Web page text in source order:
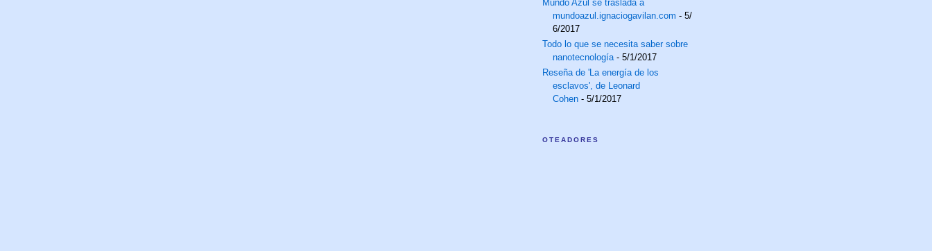
Mundo Azul se traslada a
mundoazul.ignaciogavilan.com - 5/
6/2017
Todo lo que se necesita saber sobre
nanotecnología - 5/1/2017
Reseña de 'La energía de los
esclavos', de Leonard
Cohen - 5/1/2017
OTEADORES